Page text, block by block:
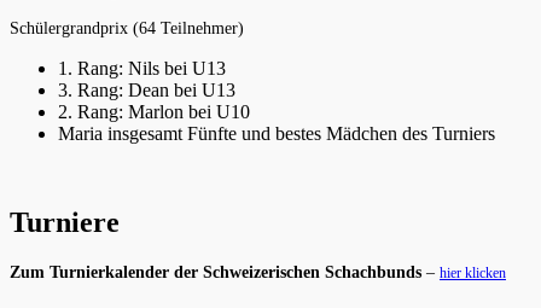
Schülergrandprix (64 Teilnehmer)
1. Rang: Nils bei U13
3. Rang: Dean bei U13
2. Rang: Marlon bei U10
Maria insgesamt Fünfte und bestes Mädchen des Turniers
Turniere
Zum Turnierkalender der Schweizerischen Schachbunds – hier klicken